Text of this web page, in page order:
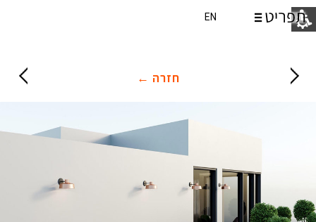
EN
חזרה ←